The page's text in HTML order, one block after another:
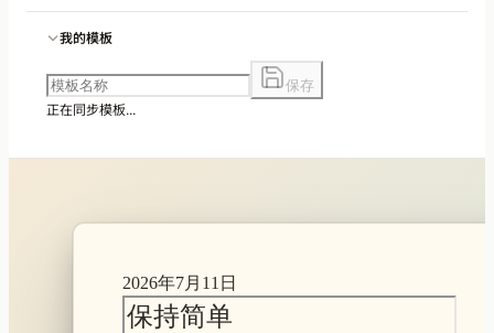
我的模板
保存
正在同步模板...
2026年7月11日